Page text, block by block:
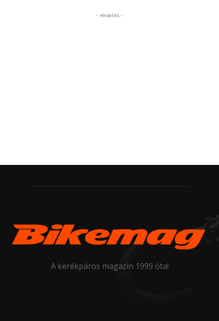
- Hirdetés -
A kerékpáros magazin 1999 óta!